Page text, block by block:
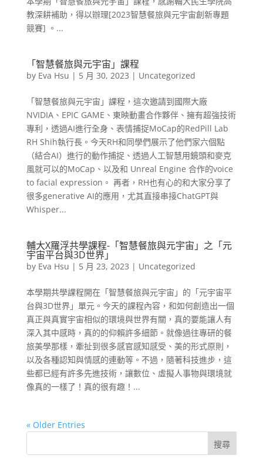
教深耕補助，得以辦理[2023智慧餐旅與元宇宙創新專題
競賽] 。...
「智慧餐旅與元宇宙」課程
by Eva Hsu | 5 月 30, 2023 | Uncategorized
「智慧餐旅與元宇宙」課程，這次邀請到國際大廠
NVIDIA、EPIC GAME、東映動畫合作夥伴、擁有超強技術
專利，透過AI進行全身、表情捕捉MoCap的RedPill Lab
RH Shih執行長。今天RH和同學們展示了他們家六個點
（結合AI）進行的動作捕捉、透過人工智慧用鏡頭和麥克
風就可以的MoCap、以及和 Unreal Engine 合作的voice
to facial expression。 再者，RH也有心的和大家分享了
很多generative AI的應用，尤其直接串接ChatGPT與
Whisper...
輔大X羅浮共學課程-「智慧餐旅與元宇宙」之「元
宇宙平台與3D世界」
by Eva Hsu | 5 月 23, 2023 | Uncategorized
本學期共學課程開在「智慧餐旅與元宇宙」的「元宇宙平
台與3D世界」單元。今天的課程內容，和如何創造出一個
真正與真實宇宙相似的環境與世界有關，真的要能讓人有
深入其中感時，真的的仰賴許多細節。就像過往專研的餐
旅美學那樣，牽扯到很多感官感知感受、美的形式原則，
以及各種認知與情感的連動等。不過，隨著科技進步，這
些都已經有許多先進技術，讓數位、虛擬人事物與環境就
像真的一樣了！真的很有趣！...
« Older Entries